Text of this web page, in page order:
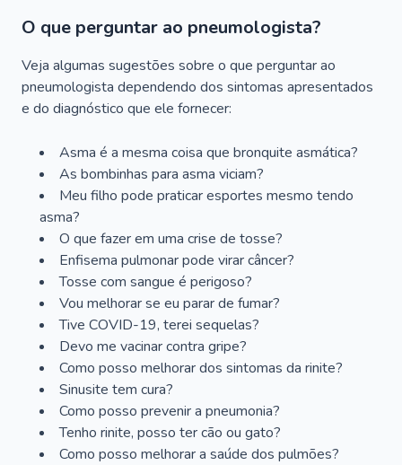
O que perguntar ao pneumologista?
Veja algumas sugestões sobre o que perguntar ao
pneumologista dependendo dos sintomas apresentados
e do diagnóstico que ele fornecer:
Asma é a mesma coisa que bronquite asmática?
As bombinhas para asma viciam?
Meu filho pode praticar esportes mesmo tendo
asma?
O que fazer em uma crise de tosse?
Enfisema pulmonar pode virar câncer?
Tosse com sangue é perigoso?
Vou melhorar se eu parar de fumar?
Tive COVID-19, terei sequelas?
Devo me vacinar contra gripe?
Como posso melhorar dos sintomas da rinite?
Sinusite tem cura?
Como posso prevenir a pneumonia?
Tenho rinite, posso ter cão ou gato?
Como posso melhorar a saúde dos pulmões?